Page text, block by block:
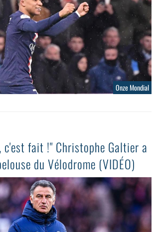
Onze Mondial
c'est fait !'' Christophe Galtier a
du Vélodrome (VIDÉO)